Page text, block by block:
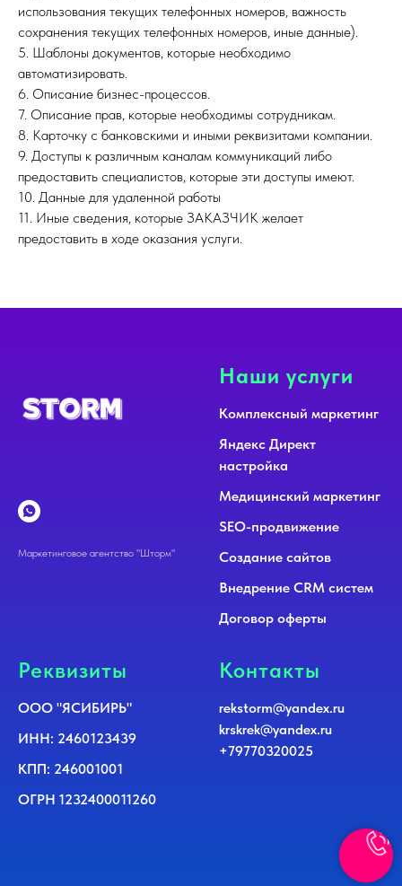
использования текущих телефонных номеров, важность
сохранения текущих телефонных номеров, иные данные).
5. Шаблоны документов, которые необходимо
автоматизировать.
6. Описание бизнес-процессов.
7. Описание прав, которые необходимы сотрудникам.
8. Карточку с банковскими и иными реквизитами компании.
9. Доступы к различным каналам коммуникаций либо
предоставить специалистов, которые эти доступы имеют.
10. Данные для удаленной работы
11. Иные сведения, которые ЗАКАЗЧИК желает
предоставить в ходе оказания услуги.
Маркетинговое агентство "Шторм"
Наши услуги
Комплексный маркетинг
Яндекс Директ
настройка
Медицинский маркетинг
SEO-продвижение
Создание сайтов
Внедрение CRM систем
Договор оферты
Реквизиты
ООО "ЯСИБИРЬ"
ИНН: 2460123439
КПП: 246001001
ОГРН 1232400011260
Контакты
rekstorm@yandex.ru
krskrek@yandex.ru
+79770320025